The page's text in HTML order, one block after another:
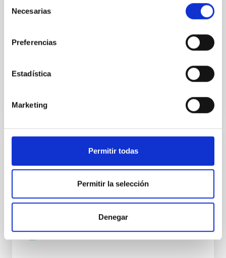
Necesarias
Preferencias
Estadística
Marketing
Permitir todas
Permitir la selección
Denegar
niveles de iluminación máximos incompatibles con
como por ejemplo la ley 31/1988, de 31 de octubre,
sobre protección de la calidad astronómica de los
Fecha
NUEVA TABLA NIVELES UNE EN13201 - SUA-4
DOCUMENTO TÉCNICO/MANUAL
Cálculo para diseño de viseras
Para proyectores antiguos con asimetría frontal (NO
proyectores a un ángulo superior al permitido se
puede instalar un visera acorde a este documento.